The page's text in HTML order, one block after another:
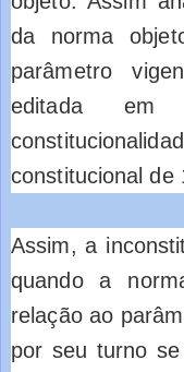
da norma
parâmetro
editada
constitucional de
Assim, a
quando a
relação ao
por seu turno